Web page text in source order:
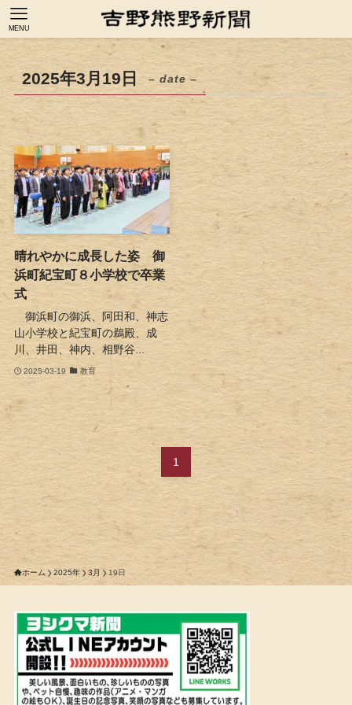
MENU
2025年3月19日 – date –
晴れやかに成長した姿 御
浜町紀宝町８小学校で卒業
式
御浜町の御浜、阿田和、神志
山小学校と紀宝町の鵜殿、成
川、井田、神内、相野谷...
2025-03-19 教育
1
ホーム 2025年 3月 19日